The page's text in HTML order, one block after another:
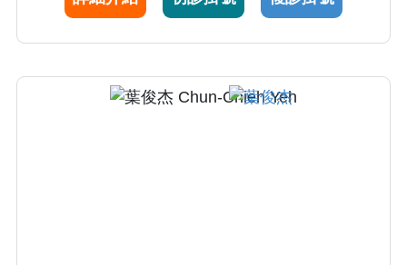
照，對於內科與消化系疾病有中醫需求的民眾